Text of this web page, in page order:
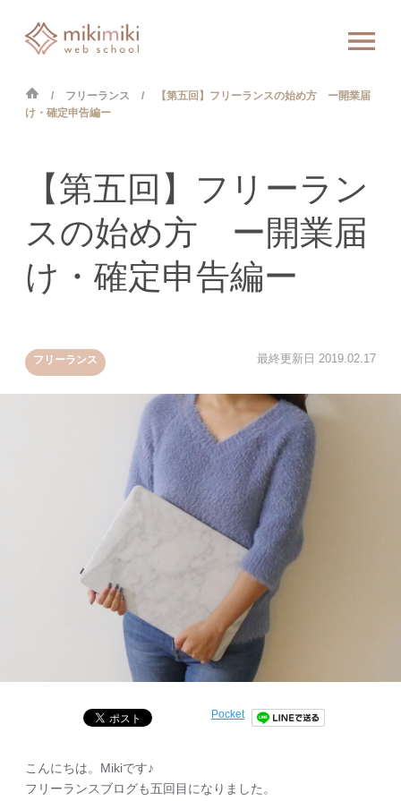
フリーランス
【第五回】フリーランスの始め方 ー開業届
け・確定申告編ー
フリーランス 最終更新日 2019.02.17
【第五回】フリーラン
スの始め方 ー開業届
け・確定申告編ー
Pocket
こんにちは。Mikiです♪
フリーランスブログも五回目になりました。